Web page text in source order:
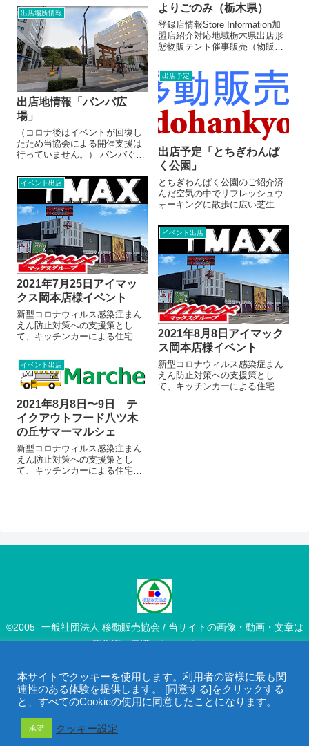
よりごのみ（栃木県）
登録店情報Store Information加
盟店紹介対応地域栃木県出店形
態物販テント催事販売（物販）
バリウムアクセサリーワークシ
ョップピアス ¥1400～イヤリン
グ¥1400～キーホルダー ¥ 700
～ミ...
り 600円シンプルクレープ
300円ホイップクリームクレー
プ 380円デザートクレープ
450〜600円おか...
出店場所情報
出店地情報「バンバ広
場」
（コロナ後はイベントが回復し
たため当協会による開催支援は
行っていません。） バンバぐる
分をリフレッシュ車で徒歩でア
クセス良好グルメなランチも気
軽に楽しめる週末も家族で楽し
めるイベントを定期開催お待ち
かね！ケータリ...
出店予定
出店予定「とちぎわんぱ
く公園」
とちぎわんぱく公園のご紹介済
んだ空気の中でリフレッシュウ
ォーキングに散歩に広い芝生の
を癒やしながらゆっくり流れる
時間とともにきれいな花を眺め
て過ごすグルメも楽しめるスペ
ースですPrevious slideNext...
イベント出店
2021年7月25日アイマッ
クス岡本店様イベント
新型コロナウィルス感染症まん
えん防止対策への支援策とし
て、キッチンカーによる住宅地
す。PreviousNext開催案内開催
時刻：10時〜１7時小雨決行・
荒天中止＊中止の場合は当日の
朝Twitterでお知らせします...
イベント出店
2021年8月8日アイマック
ス岡本店様イベント
新型コロナウィルス感染症まん
えん防止対策への支援策とし
て、キッチンカーによる住宅地
イベント出店
2021年8月8日〜9日 テ
イクアウトフード八ツ木
の丘サマーマルシェ
新型コロナウィルス感染症まん
えん防止対策への支援策とし
て、キッチンカーによる住宅地
©2005- 一般社団法人 移動販売協会 / 当サイトの画像・動画・文章は
著作権で保護されています。
本サイトでクッキーを使用します。利用者の皆様に最も関
連性のある体験を提供します。 [同意する]をクリックする
と、すべてのCookieの使用に同意したことになります。
承諾 クッキー設定